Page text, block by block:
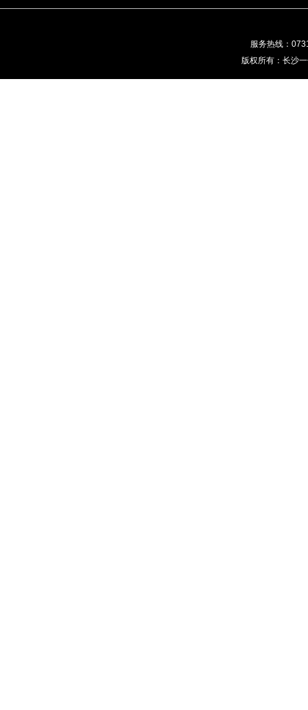
服务热线：
版权所有：长沙